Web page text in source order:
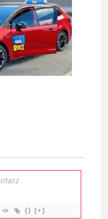
{} [+]